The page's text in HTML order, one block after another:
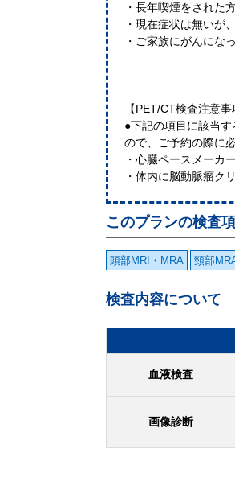
・長年喫煙をされた
・現在症状は無いが
・ご家族にがんにな
【PET/CT検査注意事
●下記の項目に該当
ので、ご予約の際に
・心臓ペースメーカ
・体内に脳動脈瘤ク
このプランの検査
頭部MRI・MRA 頸部
検査内容について
血液検査
画像診断